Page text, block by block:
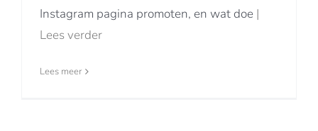
Instagram pagina promoten, en wat doe |
Lees verder
Lees meer